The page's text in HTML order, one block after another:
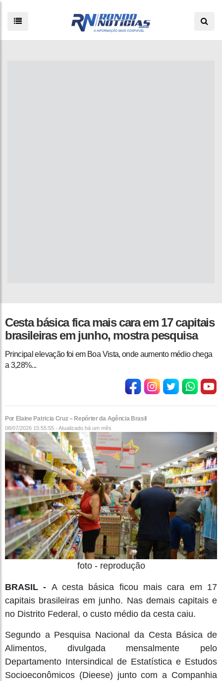
Cesta básica fica mais cara em 17 capitais
brasileiras em junho, mostra pesquisa
Principal elevação foi em Boa Vista, onde aumento médio chega
a 3,28%...
Por Elaine Patricia Cruz – Repórter da Agência Brasil
08/07/2026 15:55:55 - Atualizado há um mês
foto - reprodução
BRASIL - A cesta básica ficou mais cara em 17
capitais brasileiras em junho. Nas demais capitais e
no Distrito Federal, o custo médio da cesta caiu.
Segundo a Pesquisa Nacional da Cesta Básica de
Alimentos, divulgada mensalmente pelo
Departamento Intersindical de Estatística e Estudos
Socioeconômicos (Dieese) junto com a Companhia